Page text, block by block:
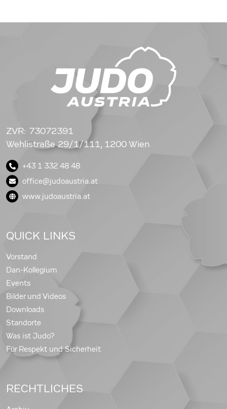
ZVR: 73072391
Wehlistraße 29/1/111, 1200 Wien
+43 1 332 48 48
office@judoaustria.at
www.judoaustria.at
QUICK LINKS
Vorstand
Dan-Kollegium
Events
Bilder und Videos
Downloads
Standorte
Was ist Judo?
Für Respekt und Sicherheit
RECHTLICHES